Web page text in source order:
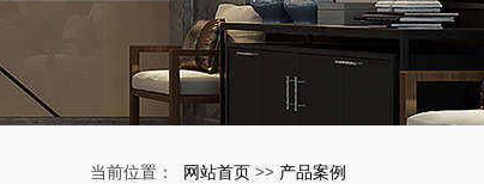
当前位置： 网站首页 >> 产品案例